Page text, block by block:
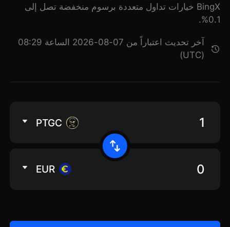
BingX خيارات تداول متعددة برسوم منخفضة تصل إلى
0.1%.
آخر تحديث اعتباراً من 07-08-2026 الساعة 08:29
(UTC)
PTGC
EUR